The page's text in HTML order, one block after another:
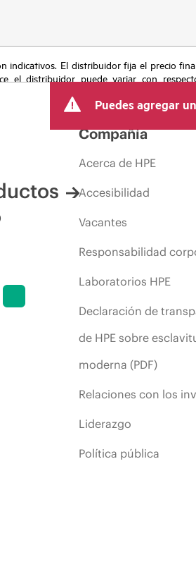
indicativos. El distribuidor fija el precio
el distribuidor puede variar con
disponibilidad limitada de productos,
Puedes agregar
Compañía
Acerca de HPE
Accesibilidad
Vacantes
Responsabilidad
Laboratorios HPE
Declaración de
de HPE sobre
moderna (PDF)
Relaciones con los
Liderazgo
Política pública